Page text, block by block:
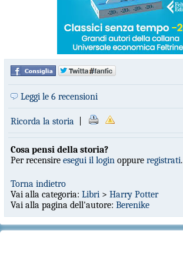
Leggi le 6 recensioni
Ricorda la storia
Cosa pensi della storia?
Per recensire esegui il login oppure registrati.
Torna indietro
Vai alla categoria: Libri > Harry Potter
Vai alla pagina dell'autore: Berenike